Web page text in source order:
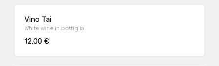
Vino Tai
White wine in bottiglia
12.00 €